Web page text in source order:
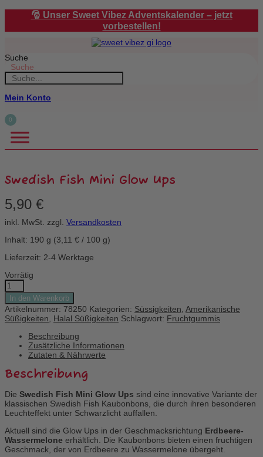
springen
🎅 Unser Sweet Vibez Adventskalender – jetzt
vorbestellen!
Suche
Suche
Mein Konto
0
Swedish Fish Mini Glow Ups
5,90 €
inkl. MwSt. zzgl. Versandkosten
Inhalt: 190 g (3,11 € / 100 g)
Lieferzeit: 2-4 Werktage
Vorrätig
Swedish
Fish
Mini
Glow
Ups
In den Warenkorb
Artikelnummer: 78250 Kategorien: Süssigkeiten Amerikanische
Süßigkeiten
Halal Süßigkeiten Schlagwort: Fruchtgummis
Beschreibung
Zusätzliche Informationen
Zutaten & Nährwerte
Beschreibung
Die Swedish Fish Mini Glow Ups sind eine innovative Variante der
klassischen Swedish Fish Kaubonbons, die durch ihren besonderen
Leuchteffekt unter Schwarzlicht auffallen.
Aktuell sind die Glow Ups in der Geschmacksrichtung Erdbeere-
Wassermelone erhältlich.
Die Kaubonbons bieten einen fruchtigen
Geschmack, der von Erdbeere zu Wassermelone übergeht.